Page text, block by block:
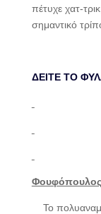
πέτυχε χατ-
σημαντικό
ΔΕΙΤΕ ΤΟ
Το